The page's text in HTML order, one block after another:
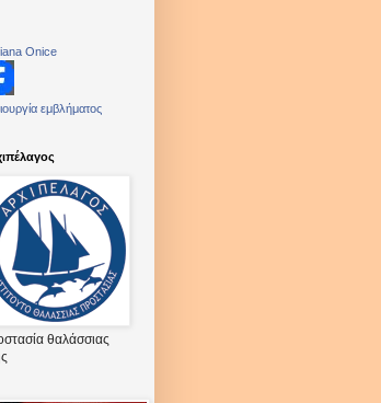
Onice
εμβλήματος
θαλάσσιας